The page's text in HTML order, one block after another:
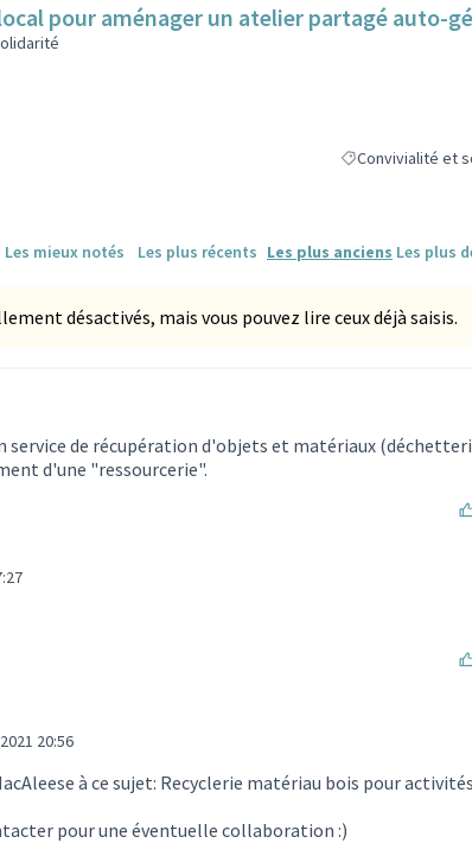
pour aménager un atelier partagé auto-
Filtrer les
Convivialité et
Les mieux notés Les plus récents Les plus anciens Les plus
désactivés, mais vous pouvez lire ceux déjà saisis.
service de récupération d'objets et matériaux
d'une "ressourcerie".
516)
516)
20:56
à ce sujet: Recyclerie matériau bois pour activités
pour une éventuelle collaboration :)